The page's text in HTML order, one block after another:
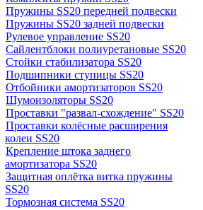
Пружины SS20 передней подвески
Пружины SS20 задней подвески
Рулевое управление SS20
Сайлентблоки полиуретановые SS20
Стойки стабилизатора SS20
Подшипники ступицы SS20
Отбойники амортизаторов SS20
Шумоизоляторы SS20
Проставки "развал-схождение" SS20
Проставки колёсные расширения
колеи SS20
Крепление штока заднего
амортизатора SS20
Защитная оплётка витка пружины
SS20
Тормозная система SS20